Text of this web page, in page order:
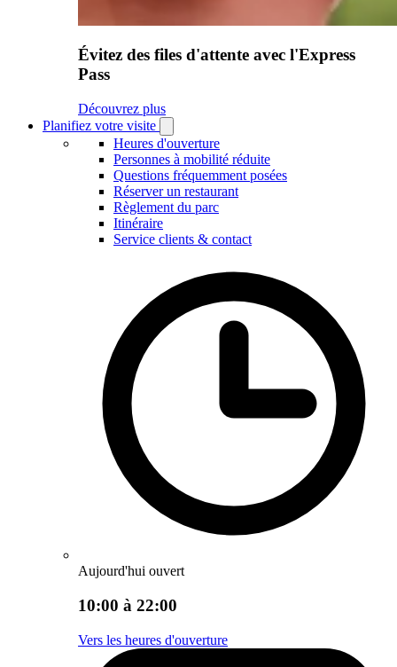
Évitez des files d'attente avec l'Express
Pass
Découvrez plus
Planifiez votre visite
Planifiez
votre
visite
submenu
Heures d'ouverture
Personnes à mobilité réduite
Questions fréquemment posées
Réserver un restaurant
Règlement du parc
Itinéraire
Service clients & contact
Aujourd'hui ouvert
10:00 à 22:00
Vers les heures d'ouverture